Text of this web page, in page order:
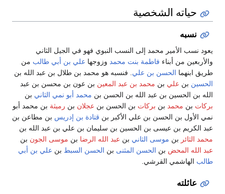
حياته الشخصية
نسبه
يعود نسب الأمير محمد إلى النسب النبوي فهو في الجيل الثاني
والأربعين من أبناء فاطمة بنت محمد وزوجها علي بن أبي طالب من
طريق ابنهما الحسن بن علي. فنسبه هو محمد بن طلال بن عبد الله بن
الحسين بن علي بن محمد بن عبد المعين بن عون بن محسن بن عبد
الله بن الحسين بن عبد الله بن الحسن بن محمد أبو نمي الثاني بن
بركات بن محمد بن بركات بن الحسن بن عجلان بن رميثة بن محمد أبو
نمي الأول بن الحسن بن علي الأكبر بن قتادة بن إدريس بن مطاعن بن
عبد الكريم بن عيسى بن الحسين بن سليمان بن علي بن عبد الله بن
محمد الثائر بن موسى الثاني بن عبد الله الرضا بن موسى الجون بن
عبد الله المحض بن الحسن المثنى بن الحسن السبط بن علي بن أبي
طالب الهاشمي القرشي.
عائلته